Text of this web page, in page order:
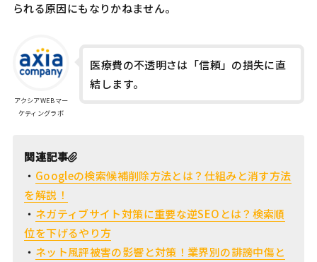
られる原因にもなりかねません。
アクシアWEBマー
ケティングラボ
医療費の不透明さは「信頼」の損失に直
結します。
関連記事
・ Googleの検索候補削除方法とは？仕組みと消す方法
を解説！
・ ネガティブサイト対策に重要な逆SEOとは？検索順
位を下げるやり方
・ ネット風評被害の影響と対策！業界別の誹謗中傷と